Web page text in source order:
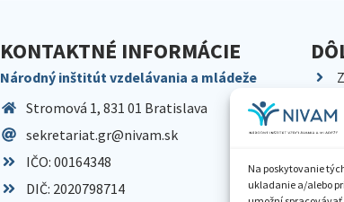
Na poskytovanie
ukladanie a/alebo
KONTAKTNÉ INFORMÁCIE
Národný inštitút vzdelávania a mládeže
Stromová 1, 831 01 Bratislava
sekretariat.gr@nivam.sk
IČO: 00164348
DIČ: 2020798714